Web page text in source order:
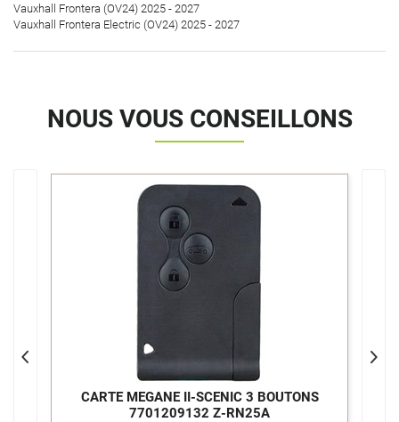
Vauxhall Frontera (OV24) 2025 - 2027
Vauxhall Frontera Electric (OV24) 2025 - 2027
NOUS VOUS CONSEILLONS
CARTE MEGANE II-SCENIC 3 BOUTONS
7701209132 Z-RN25A